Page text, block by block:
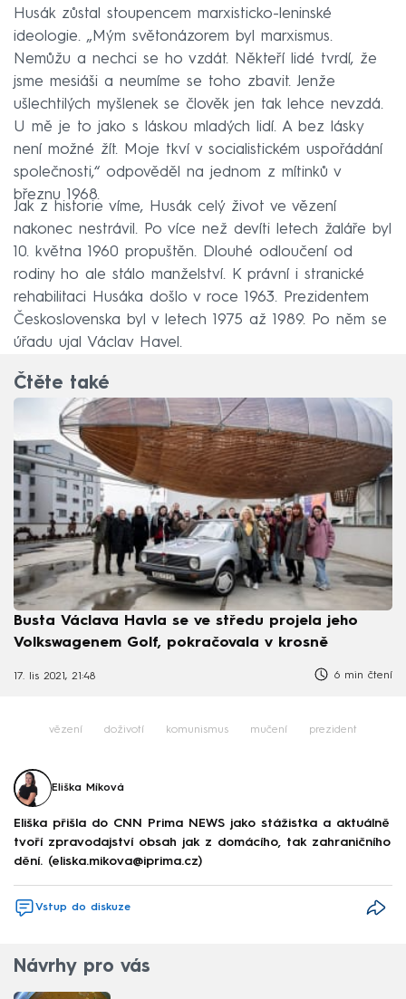
Husák zůstal stoupencem marxisticko-leninské
ideologie. „Mým světonázorem byl marxismus.
Nemůžu a nechci se ho vzdát. Někteří lidé tvrdí, že
jsme mesiáši a neumíme se toho zbavit. Jenže
ušlechtilých myšlenek se člověk jen tak lehce nevzdá.
U mě je to jako s láskou mladých lidí. A bez lásky
není možné žít. Moje tkví v socialistickém uspořádání
společnosti,“ odpověděl na jednom z mítinků v
březnu 1968.
Jak z historie víme, Husák celý život ve vězení
nakonec nestrávil. Po více než devíti letech žaláře byl
10. května 1960 propuštěn. Dlouhé odloučení od
rodiny ho ale stálo manželství. K právní i stranické
rehabilitaci Husáka došlo v roce 1963. Prezidentem
Československa byl v letech 1975 až 1989. Po něm se
úřadu ujal Václav Havel.
Čtěte také
Busta Václava Havla se ve středu projela jeho
Volkswagenem Golf, pokračovala v krosně
17. lis 2021, 21:48 6 min čtení
vězení doživotí komunismus mučení prezident
Eliška Míková
Eliška přišla do CNN Prima NEWS jako stážistka a aktuálně
tvoří zpravodajství obsah jak z domácího, tak zahraničního
dění. (eliska.mikova@iprima.cz)
Vstup do diskuze
Návrhy pro vás